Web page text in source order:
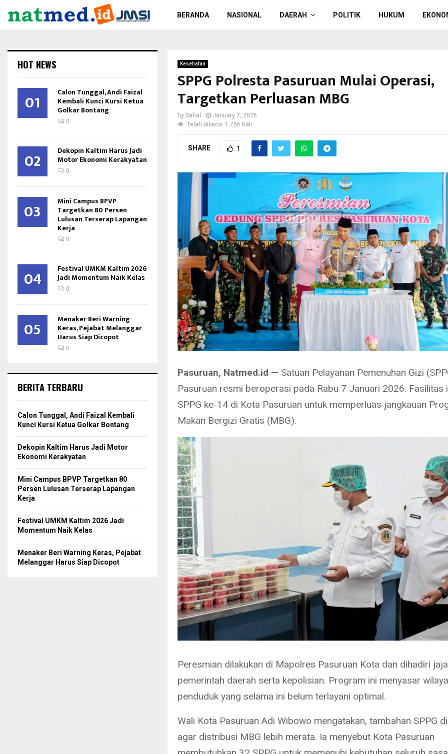
BERANDA NASIONAL DAERAH POLITIK HUKUM
Kesehatan
SPPG Polresta Pasuruan Mulai Operasi,
Targetkan Perluasan MBG
by Sahal
January 7, 2026
Telah dibaca: 1,756 Kali
SHARE 1
Pasuruan, Natmed.id — Satuan Pelayanan Pemenuhan Gizi
Pasuruan resmi beroperasi pada Rabu 7 Januari 2026. Fasilitas
SPPG ke-14 di Kota Pasuruan untuk memperluas jangkauan
Makan Bergizi Gratis (MBG).
Peresmian dilakukan di Mapolres Pasuruan Kota dan dihadiri
pemerintah daerah serta kepolisian. Program ini menyasar
penduduk yang selama ini belum terlayani optimal.
Wali Kota Pasuruan Adi Wibowo mengatakan, tambahan SPPG
agar distribusi MBG lebih merata. Ia menyebut Kota Pasuruan
HOT NEWS
01 Calon Tunggal, Andi Faizal
Kembali Kunci Kursi Ketua
Golkar Bontang
0
02 Dekopin Kaltim Harus Jadi
Motor Ekonomi Kerakyatan
0
03 Mini Campus BPVP
Targetkan 80 Persen
Lulusan Terserap Lapangan
Kerja
0
04 Festival UMKM Kaltim 2026
Jadi Momentum Naik Kelas
0
05 Menaker Beri Warning
Keras, Pejabat Melanggar
Harus Siap Dicopot
0
BERITA TERBARU
Calon Tunggal, Andi Faizal Kembali
Kunci Kursi Ketua Golkar Bontang
Dekopin Kaltim Harus Jadi Motor
Ekonomi Kerakyatan
Mini Campus BPVP Targetkan 80
Persen Lulusan Terserap Lapangan
Kerja
Festival UMKM Kaltim 2026 Jadi
Momentum Naik Kelas
Menaker Beri Warning Keras, Pejabat
Melanggar Harus Siap Dicopot